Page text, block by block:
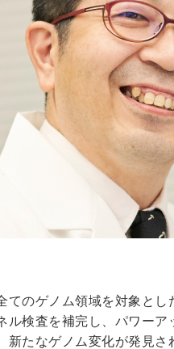
てのゲノム領域を対象と
ル検査を補完し、パワー
新たなゲノム変化が発見